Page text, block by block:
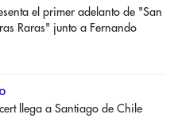
el primer adelanto de "San
Raras" junto a Fernando
llega a Santiago de Chile